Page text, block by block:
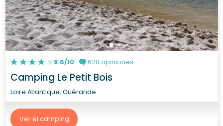
8.6/10 620 opiniones
Camping Le Petit Bois
Loire Atlantique, Guérande
Ver el camping